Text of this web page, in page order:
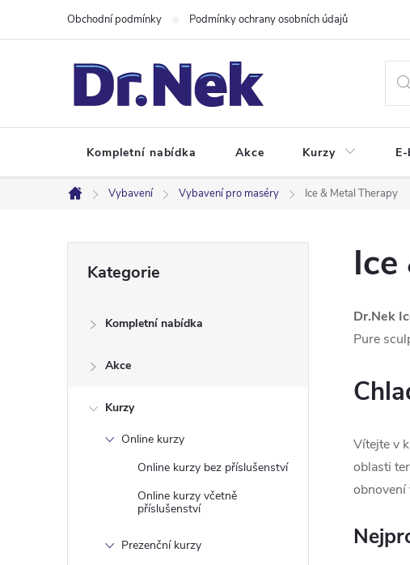
Obchodní podmínky Podmínky ochrany osobních údajů
Kompletní nabídka Akce Kurzy
Domů
Vybavení Vybavení pro maséry Ice & Metal Therapy
kategorie
Kategorie
Kompletní nabídka
Akce
Kurzy
Online kurzy
Online kurzy bez příslušenství
Online kurzy včetně
příslušenství
Prezenční kurzy
Dr.Nek
Pure
Vítejte v
oblasti
obnovení